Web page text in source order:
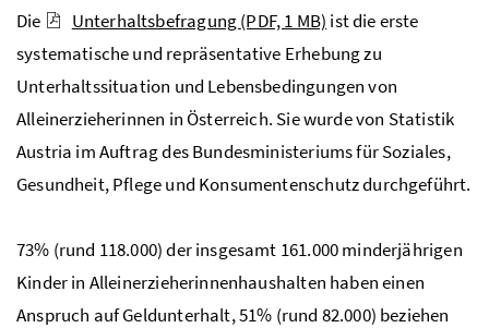
Die Unterhaltsbefragung(PDF, 1 MB) ist die erste
systematische und repräsentative Erhebung zu
Unterhaltssituation und Lebensbedingungen von
Alleinerzieherinnen in Österreich. Sie wurde von Statistik
Austria im Auftrag des Bundesministeriums für Soziales,
Gesundheit, Pflege und Konsumentenschutz durchgeführt.
73% (rund 118.000) der insgesamt 161.000 minderjährigen
Kinder in Alleinerzieherinnenhaushalten haben einen
Anspruch auf Geldunterhalt, 51% (rund 82.000) beziehen